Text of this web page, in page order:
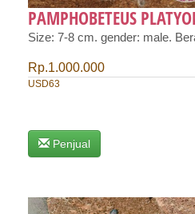
PAMPHOBETEUS
Size: 7-8 cm. gender: male.
Rp.1.000.000
USD63
Penjual